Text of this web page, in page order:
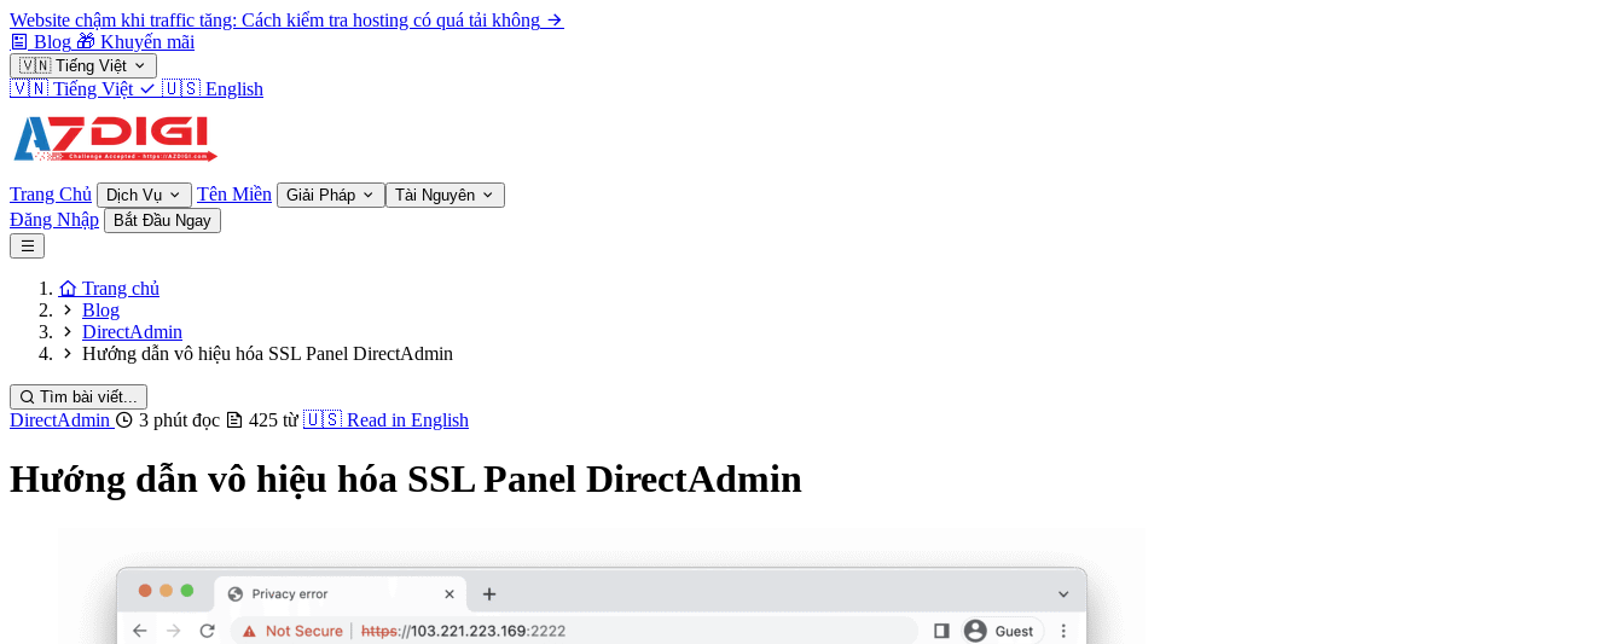
Website chậm khi traffic tăng: Cách kiểm tra hosting có quá tải không
Blog 🎁 Khuyến mãi
🇻🇳 Tiếng Việt
🇻🇳 Tiếng Việt 🇺🇸 English
Trang Chủ Dịch Vụ Tên Miền Giải Pháp Tài Nguyên
Đăng Nhập Bắt Đầu Ngay
Trang chủ
Blog
DirectAdmin
Hướng dẫn vô hiệu hóa SSL Panel DirectAdmin
Tìm bài viết...
DirectAdmin 3 phút đọc 425 từ 🇺🇸 Read in English
Hướng dẫn vô hiệu hóa SSL Panel DirectAdmin